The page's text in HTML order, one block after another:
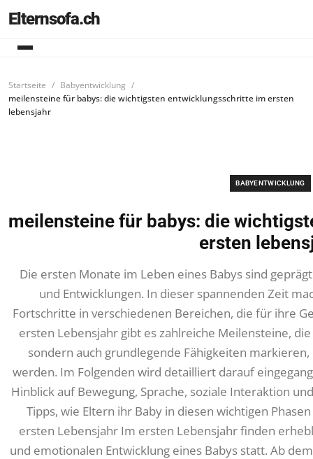
Elternsofa.ch
Startseite
Babyentwicklung
meilensteine für babys: die wichtigsten entwicklungsschritte im ersten
lebensjahr
BABYENTWICKLUNG
meilensteine für babys: die
ersten
Die ersten Monate im Leben eines Babys sind
und Entwicklungen. In dieser spannenden Zeit
Fortschritte in verschiedenen Bereichen, die für ihre
ersten Lebensjahr gibt es zahlreiche Meilensteine,
sondern auch grundlegende Fähigkeiten
werden. Im Folgenden wird detailliert darauf
Hinblick auf Bewegung, Sprache, soziale Interaktion
Tipps, wie Eltern ihr Baby in diesen wichtigen
ersten Lebensjahr Im ersten Lebensjahr finden
und emotionalen Entwicklung eines Babys statt. Ab